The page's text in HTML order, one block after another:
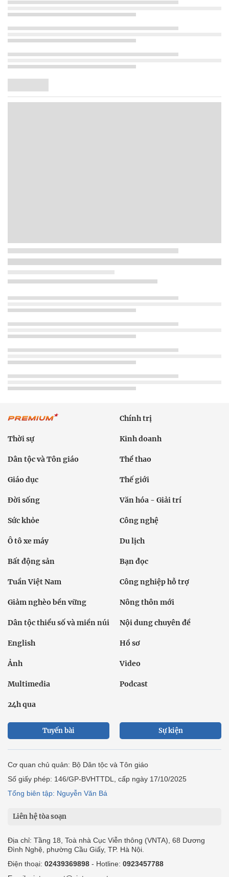
Chính trị
Thời sự Kinh doanh
Dân tộc và Tôn giáo Thể thao
Giáo dục Thế giới
Đời sống Văn hóa - Giải trí
Sức khỏe Công nghệ
Ô tô xe máy Du lịch
Bất động sản Bạn đọc
Tuần Việt Nam Công nghiệp hỗ trợ
Giảm nghèo bền vững Nông thôn mới
Dân tộc thiểu số và miền núi Nội dung chuyên đề
English Hồ sơ
Ảnh Video
Multimedia Podcast
24h qua
Tuyến bài Sự kiện
Cơ quan chủ quản: Bộ Dân tộc và Tôn giáo
Số giấy phép: 146/GP-BVHTTDL, cấp ngày 17/10/2025
Tổng biên tập: Nguyễn Văn Bá
Liên hệ tòa soạn
Địa chỉ: Tầng 18, Toà nhà Cục Viễn thông (VNTA), 68 Dương
Đình Nghệ, phường Cầu Giấy, TP. Hà Nội.
Điện thoại: 02439369898 - Hotline: 0923457788